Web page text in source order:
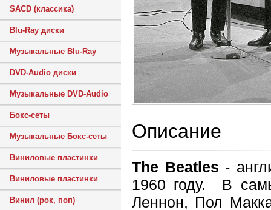
SACD (классика)
Blu-Ray диски
Музыкальные Blu-Ray
DVD-Audio диски
Музыкальные DVD-Audio
Бокс-сеты
Музыкальные Бокс-сеты
Виниловые пластинки
Виниловые пластинки
Винил (рок, поп)
Описание
The Beatles -
1960 году. В
Леннон, Пол